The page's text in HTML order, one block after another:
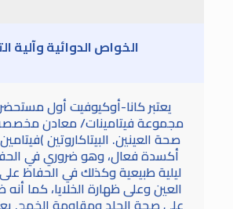
الخواص الدوائية وآلية
يعتبر كانا-أوكيوفيت أول
مجموعة فيتامينات/ معادن
أكسدة فعال، وهو ضروري في
ليلية طبيعية وكذلك في الحفاظ
العين وعلى ظهارة الخلايا، كما